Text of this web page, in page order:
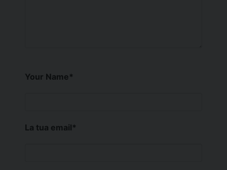
Your Name*
La tua email*